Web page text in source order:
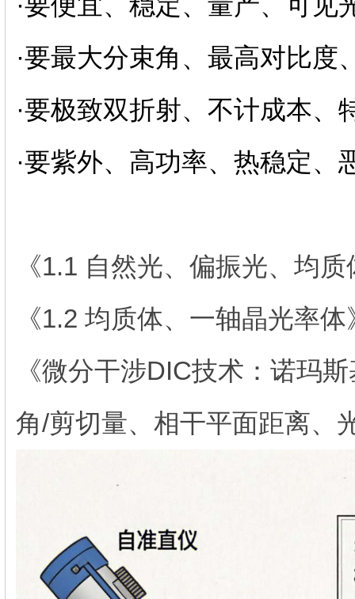
·要最大分束角、最高对比
·要极致双折射、不计成本
·要紫外、高功率、热稳定
《1.1 自然光、偏振光、均
《1.2 均质体、一轴晶光率体
《微分干涉DIC技术：诺玛
角/剪切量、相干平面距离、